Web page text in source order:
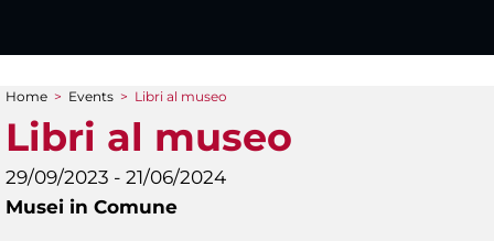
You are here
Home > Events > Libri al museo
Libri al museo
29/09/2023 - 21/06/2024
Musei in Comune